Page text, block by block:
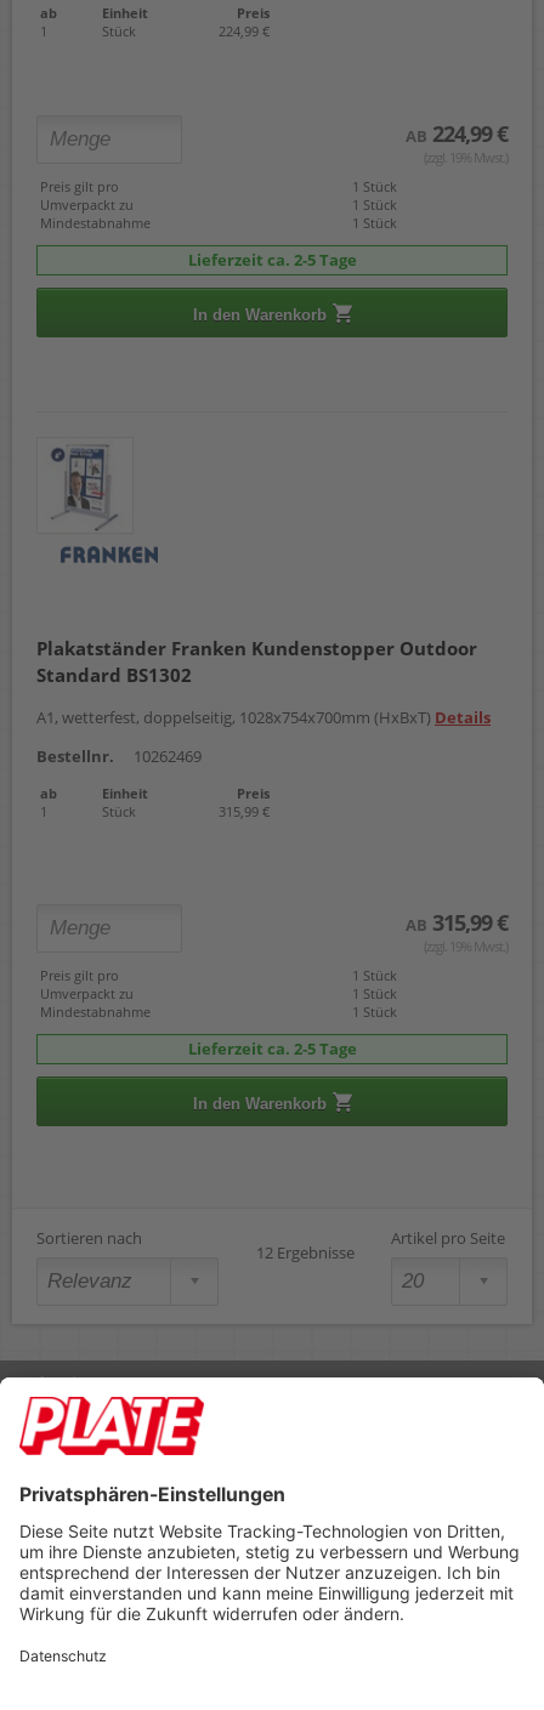
ab Einheit
Preis
1
Stück 224,99 €
AB 224,99 €
(zzgl. 19% Mwst.)
Preis gilt pro
1 Stück
Umverpackt zu
1 Stück
Mindestabnahme
1 Stück
Lieferzeit ca. 2-5 Tage
In den Warenkorb
Plakatständer Franken Kundenstopper Outdoor
Standard BS1302
A1, wetterfest, doppelseitig, 1028x754x700mm (HxBxT) Details
Bestellnr.
10262469
ab Einheit
Preis
1
Stück 315,99 €
AB 315,99 €
(zzgl. 19% Mwst.)
Preis gilt pro
1 Stück
Umverpackt zu
1 Stück
Mindestabnahme
1 Stück
Lieferzeit ca. 2-5 Tage
In den Warenkorb
Sortieren nach
12 Ergebnisse
Artikel pro Seite
Rufen Sie uns an 04298 401-0
Lieferbedingungen Impressum
Footer anzeigen
PLATE Büromaterial Vertriebs GmbH
Hilligenwarf 5